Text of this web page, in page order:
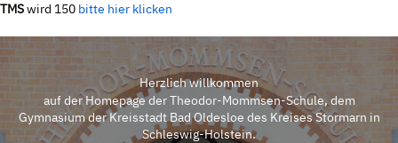
TMSwird 150 bitte hier klicken
Herzlich willkommen
auf der Homepage der Theodor-Mommsen-Schule, dem
Gymnasium der Kreisstadt Bad Oldesloe des Kreises Stormarn in
Schleswig-Holstein.